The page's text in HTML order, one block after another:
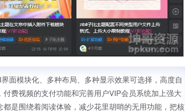
面模块化、多种布局、多种显示效果可选择，高度自
费视频的支付功能和完善用户VIP会员系统加上强大
是围绕着阅读体验，减少花里胡哨的无用功能，把核